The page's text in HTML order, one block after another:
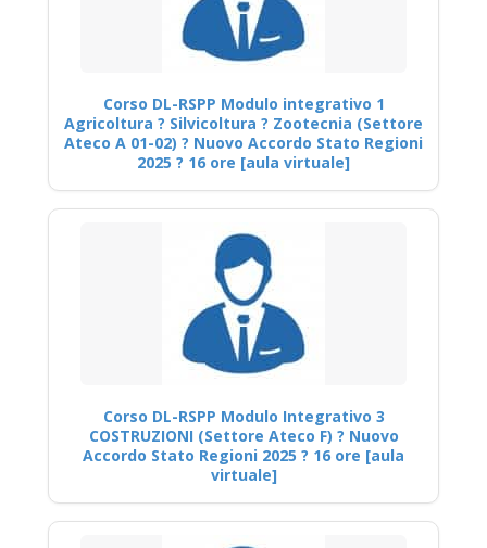
Corso DL-RSPP Modulo integrativo 1
Agricoltura ? Silvicoltura ? Zootecnia (Settore
Ateco A 01-02) ? Nuovo Accordo Stato Regioni
2025 ? 16 ore [aula virtuale]
Corso DL-RSPP Modulo Integrativo 3
COSTRUZIONI (Settore Ateco F) ? Nuovo
Accordo Stato Regioni 2025 ? 16 ore [aula
virtuale]